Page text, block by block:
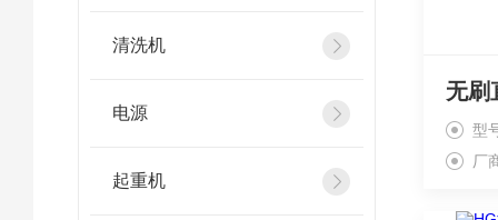
清洗机
电源
起重机
型
厂